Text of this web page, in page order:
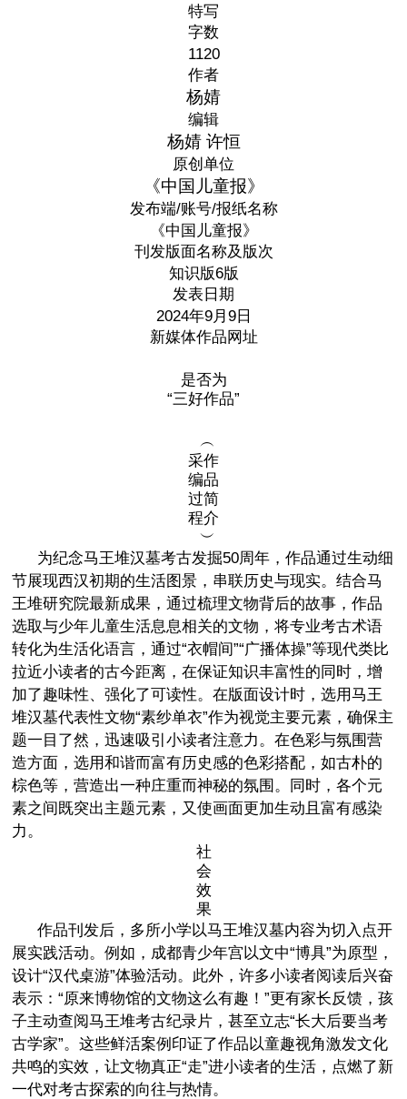
特写
字数
1120
作者
杨婧
编辑
杨婧 许恒
原创单位
《中国儿童报》
发布端/账号/报纸名称
《中国儿童报》
刊发版面名称及版次
知识版6版
发表日期
2024年9月9日
新媒体作品网址
是否为
“三好作品”
︵
采作
编品
过简
程介
︶
为纪念马王堆汉墓考古发掘50周年，作品通过生动细
节展现西汉初期的生活图景，串联历史与现实。结合马
王堆研究院最新成果，通过梳理文物背后的故事，作品
选取与少年儿童生活息息相关的文物，将专业考古术语
转化为生活化语言，通过“衣帽间”“广播体操”等现代类比
拉近小读者的古今距离，在保证知识丰富性的同时，增
加了趣味性、强化了可读性。在版面设计时，选用马王
堆汉墓代表性文物“素纱单衣”作为视觉主要元素，确保主
题一目了然，迅速吸引小读者注意力。在色彩与氛围营
造方面，选用和谐而富有历史感的色彩搭配，如古朴的
棕色等，营造出一种庄重而神秘的氛围。同时，各个元
素之间既突出主题元素，又使画面更加生动且富有感染
力。
社
会
效
果
作品刊发后，多所小学以马王堆汉墓内容为切入点开
展实践活动。例如，成都青少年宫以文中“博具”为原型，
设计“汉代桌游”体验活动。此外，许多小读者阅读后兴奋
表示：“原来博物馆的文物这么有趣！”更有家长反馈，孩
子主动查阅马王堆考古纪录片，甚至立志“长大后要当考
古学家”。这些鲜活案例印证了作品以童趣视角激发文化
共鸣的实效，让文物真正“走”进小读者的生活，点燃了新
一代对考古探索的向往与热情。